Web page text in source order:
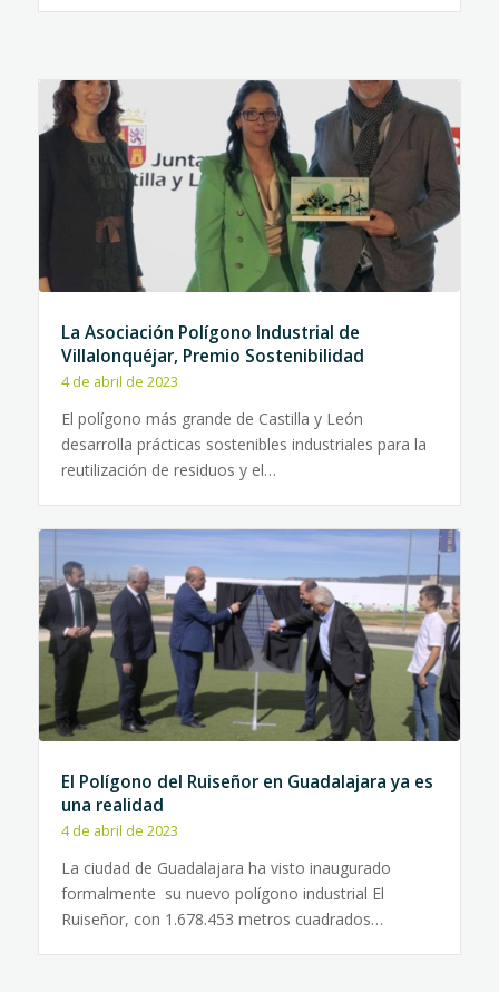
La Asociación Polígono Industrial de
Villalonquéjar, Premio Sostenibilidad
4 de abril de 2023
El polígono más grande de Castilla y León
desarrolla prácticas sostenibles industriales para la
reutilización de residuos y el…
El Polígono del Ruiseñor en Guadalajara ya es
una realidad
4 de abril de 2023
La ciudad de Guadalajara ha visto inaugurado
formalmente su nuevo polígono industrial El
Ruiseñor, con 1.678.453 metros cuadrados…